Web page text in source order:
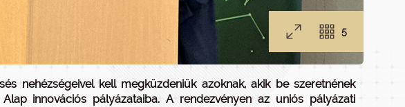
5
nehézségeivel kell megküzdeniük azoknak, akik be szeretnének
innovációs pályázataiba. A rendezvényen az uniós pályázati